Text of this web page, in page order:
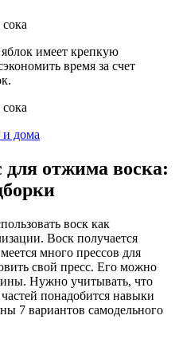
имеет крепкую
время за счет
и дома
отжима воска:
воск как
Воск получается
много прессов для
свой пресс. Его можно
Нужно учитывать, что
понадобится навыки
7 вариантов самодельного